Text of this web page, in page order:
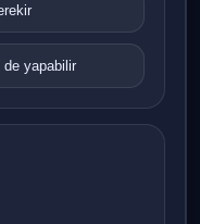
de yapabilir